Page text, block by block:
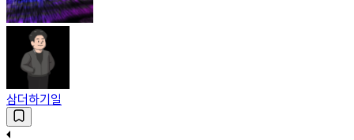
삼더하기일